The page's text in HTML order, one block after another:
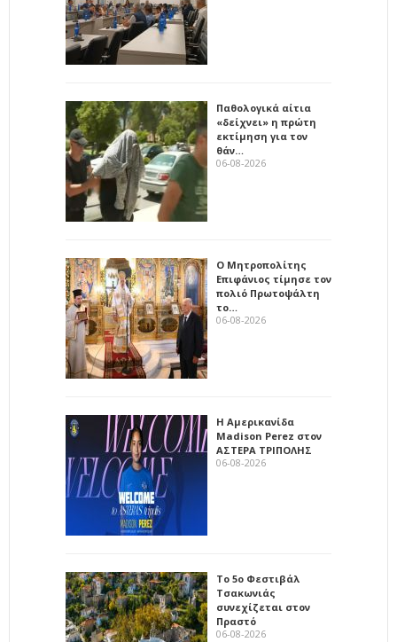
Παθολογικά αίτια
«δείχνει» η πρώτη
εκτίμηση για τον
θάν…
06-08-2026
Ο Μητροπολίτης
Επιφάνιος τίμησε τον
πολιό Πρωτοψάλτη
το…
06-08-2026
Η Αμερικανίδα
Madison Perez στον
ΑΣΤΕΡΑ ΤΡΙΠΟΛΗΣ
06-08-2026
Το 5ο Φεστιβάλ
Τσακωνιάς
συνεχίζεται στον
Πραστό
06-08-2026